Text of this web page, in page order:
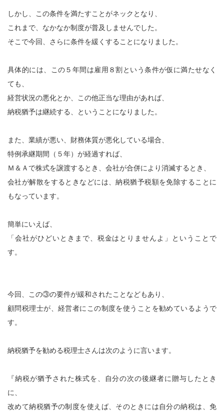
しかし、この条件を満たすことがネックとなり、
これまで、なかなか制度が普及しませんでした。
そこで今回、さらに条件を緩くすることになりました。
具体的には、この５年間は雇用８割という条件が仮に満たせなく
ても、
経営状況の悪化とか、この他正当な理由があれば、
納税猶予は継続する、ということになりました。
また、業績が悪い、財務体質が悪化している場合、
特例承継期間（５年）が経過すれば、
Ｍ＆Ａで株式を譲渡するとき、会社が合併により消滅するとき、
会社が解散をするときなどには、納税猶予税額を免除することに
もなっています。
簡単にいえば、
「会社がひどいときまで、税金はとりませんよ」ということで
す。
今回、この③の要件が緩和されたことなどもあり、
顧問税理士が、経営者にこの制度を使うことを勧めているようで
す。
納税猶予を勧める税理士さんは次のように言います。
『納税が猶予された株式を、自分の次の後継者に贈与したとき
に、
改めて納税猶予の制度を使えば、そのときには自分の納税は、免